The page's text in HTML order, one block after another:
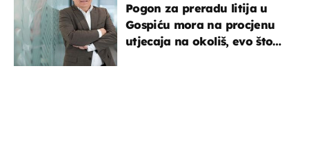
Pogon za preradu litija u
Gospiću mora na procjenu
utjecaja na okoliš, evo što